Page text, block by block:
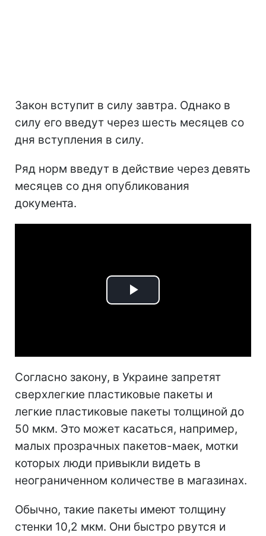
Закон вступит в силу завтра. Однако в
силу его введут через шесть месяцев со
дня вступления в силу.
Ряд норм введут в действие через девять
месяцев со дня опубликования
документа.
Play
Согласно закону, в Украине запретят
сверхлегкие пластиковые пакеты и
легкие пластиковые пакеты толщиной до
50 мкм. Это может касаться, например,
малых прозрачных пакетов-маек, мотки
которых люди привыкли видеть в
неограниченном количестве в магазинах.
Обычно, такие пакеты имеют толщину
стенки 10,2 мкм. Они быстро рвутся и